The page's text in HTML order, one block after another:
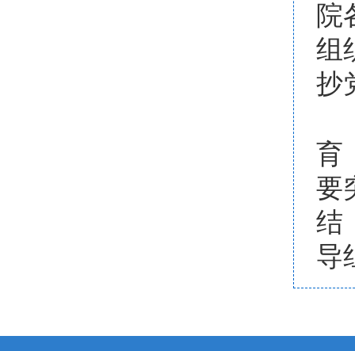
院
组
抄
育
要
结
导